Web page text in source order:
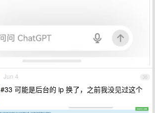
36
Jun 4
#33 可能是后台的 ip 换了，之前我没见过这个